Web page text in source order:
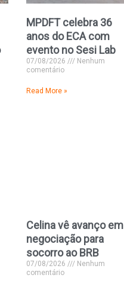
MPDFT celebra 36
anos do ECA com
evento no Sesi Lab
07/08/2026
Nenhum
comentário
Read More »
Celina vê avanço em
negociação para
socorro ao BRB
07/08/2026
Nenhum
comentário